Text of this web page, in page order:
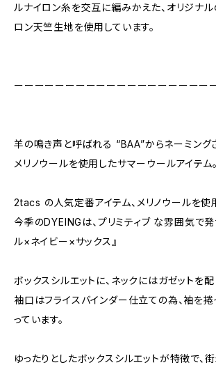
ルナイロン糸を交互に編みかえた、オリジナル
ロン天竺生地を使用しています。
ーーーーーーーーーーーーーーーーーーー
羊の鳴き声と呼ばれる “BAA”からネーミング
メリノウールを使用したサマーウールアイテム。
2tacs の人気定番アイテム、メリノウールを使
今季のDYEINGは、プリミティブ な雰囲気で
ル×ネイビー×サックス』
ボックスシルエットに、ネックにはガゼットを配
袖口はフライスバインダー仕立ての為、袖を捲
っています。
ゆったりとしたボックスシルエットが特徴で、